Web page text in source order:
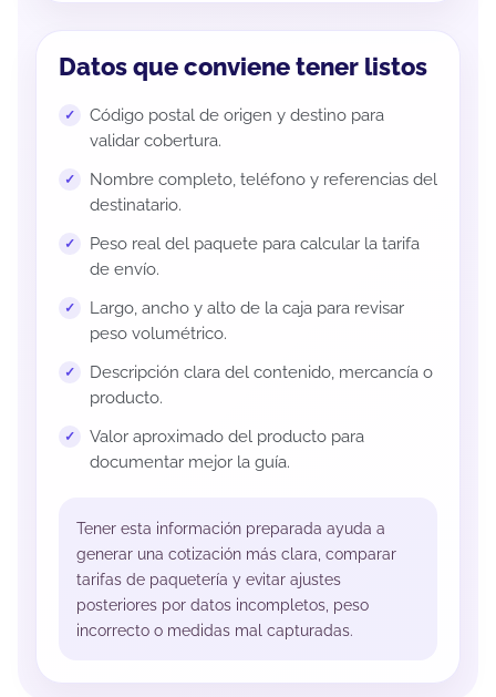
Datos que conviene tener listos
Código postal de origen y destino para
validar cobertura.
Nombre completo, teléfono y referencias del
destinatario.
Peso real del paquete para calcular la tarifa
de envío.
Largo, ancho y alto de la caja para revisar
peso volumétrico.
Descripción clara del contenido, mercancía o
producto.
Valor aproximado del producto para
documentar mejor la guía.
Tener esta información preparada ayuda a
generar una cotización más clara, comparar
tarifas de paquetería y evitar ajustes
posteriores por datos incompletos, peso
incorrecto o medidas mal capturadas.